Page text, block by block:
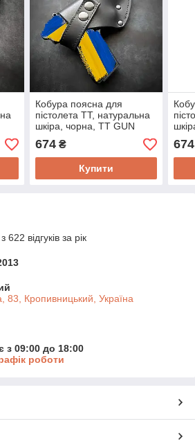
Кобура поясна для
пістолета ТТ, натуральна
шкіра, чорна, TT GUN
HOLSTER basic. Посилена
фурнітура
674₴
Купити
674
відгуків за рік
83, Кропивницький, Україна
з 09:00 до 18:00
роботи